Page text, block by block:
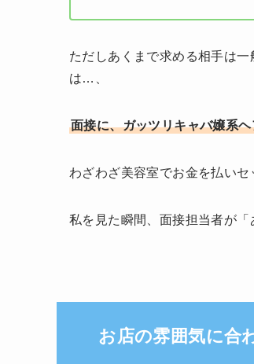
ただしあくまで求める相手は
は…、
面接に、ガッツリキャバ嬢系
わざわざ美容室でお金を払いセ
私を見た瞬間、面接担当者が「
お店の雰囲気に合